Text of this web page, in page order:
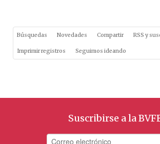
Búsquedas Novedades Compartir RSS y
Imprimir registros Seguimos ideando
Suscribirse a la